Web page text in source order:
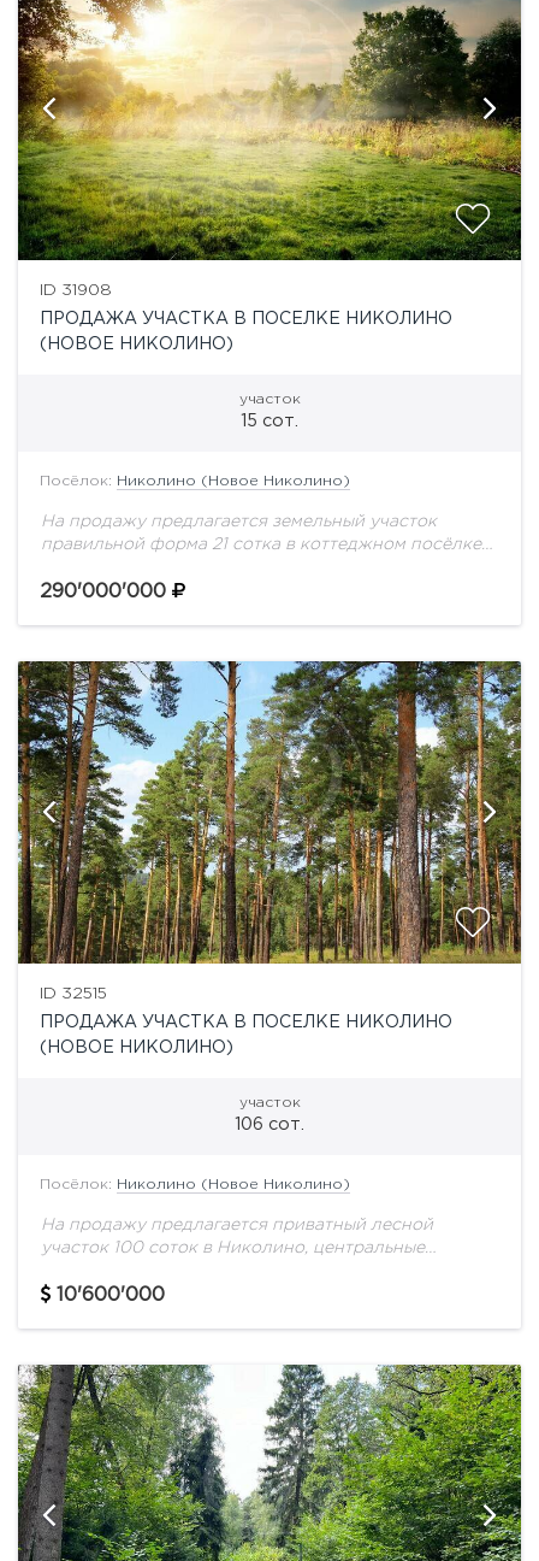
ID 31908
ПРОДАЖА УЧАСТКА В ПОСЕЛКЕ НИКОЛИНО
(НОВОЕ НИКОЛИНО)
участок
15 сот.
Посёлок: Николино (Новое Николино)
На продажу предлагается земельный участок
правильной форма 21 сотка в коттеджном посёлке
инфраструктура. На участке расположен дом под
290'000'000
ID 32515
ПРОДАЖА УЧАСТКА В ПОСЕЛКЕ НИКОЛИНО
(НОВОЕ НИКОЛИНО)
участок
106 сот.
Посёлок: Николино (Новое Николино)
На продажу предлагается приватный лесной
участок 100 соток в Николино, центральные
10'600'000